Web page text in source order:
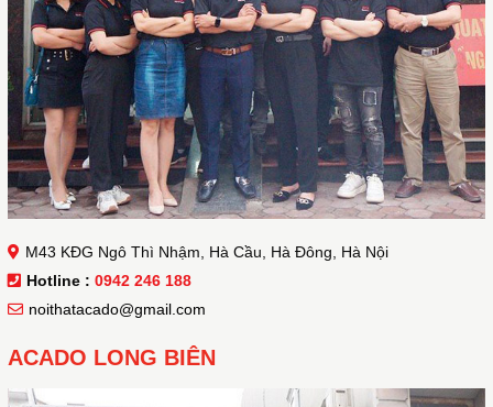
M43 KĐG Ngô Thì Nhậm, Hà Cầu, Hà Đông, Hà Nội
Hotline : 0942 246 188
noithatacado@gmail.com
ACADO LONG BIÊN